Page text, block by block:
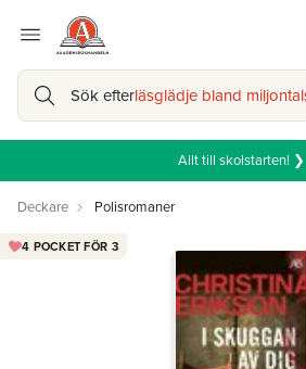
Sök efterläsglädje bland
Allt till skolstarten! ❯
Deckare Polisromaner
4 POCKET FÖR 3